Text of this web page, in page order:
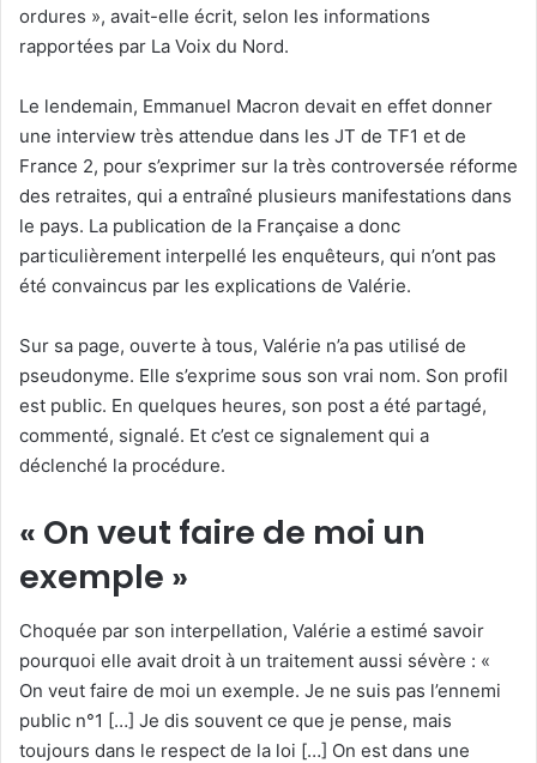
ordures », avait-elle écrit, selon les informations
rapportées par La Voix du Nord.
Le lendemain, Emmanuel Macron devait en effet donner
une interview très attendue dans les JT de TF1 et de
France 2, pour s’exprimer sur la très controversée réforme
des retraites, qui a entraîné plusieurs manifestations dans
le pays. La publication de la Française a donc
particulièrement interpellé les enquêteurs, qui n’ont pas
été convaincus par les explications de Valérie.
Sur sa page, ouverte à tous, Valérie n’a pas utilisé de
pseudonyme. Elle s’exprime sous son vrai nom. Son profil
est public. En quelques heures, son post a été partagé,
commenté, signalé. Et c’est ce signalement qui a
déclenché la procédure.
« On veut faire de moi un
exemple »
Choquée par son interpellation, Valérie a estimé savoir
pourquoi elle avait droit à un traitement aussi sévère : «
On veut faire de moi un exemple. Je ne suis pas l’ennemi
public n°1 […] Je dis souvent ce que je pense, mais
toujours dans le respect de la loi […] On est dans une